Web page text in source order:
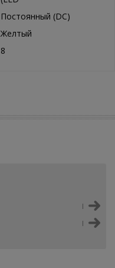
Постоянный (DC)
Желтый
8